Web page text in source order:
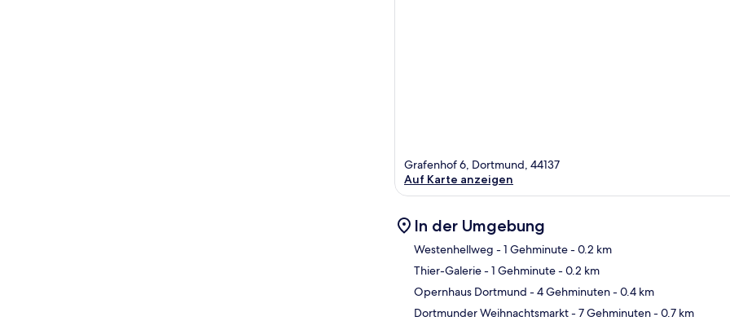
Grafenhof 6, Dortmund, 44137
Auf Karte anzeigen
In der Umgebung
Westenhellweg - 1 Gehminute- 0.2 km
Thier-Galerie- 1 Gehminute- 0.2 km
Opernhaus Dortmund - 4 Gehminuten- 0.4 km
Dortmunder Weihnachtsmarkt- 7 Gehminuten- 0.7 km